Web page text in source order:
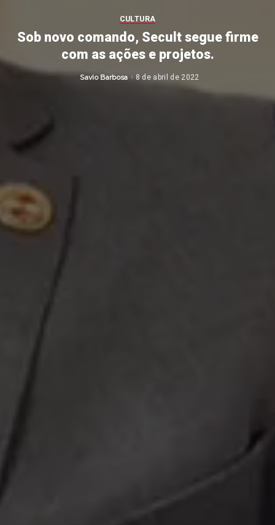
CULTURA
Sob novo comando, Secult segue firme
com as ações e projetos.
Posted
Savio Barbosa 8 de abril de 2022